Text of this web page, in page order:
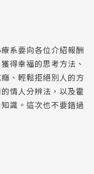
系要向各位介紹報酬
得幸福的思考方法、
、輕鬆拒絕別人的方
情人分辨法，以及霍
識。這次也不要錯過